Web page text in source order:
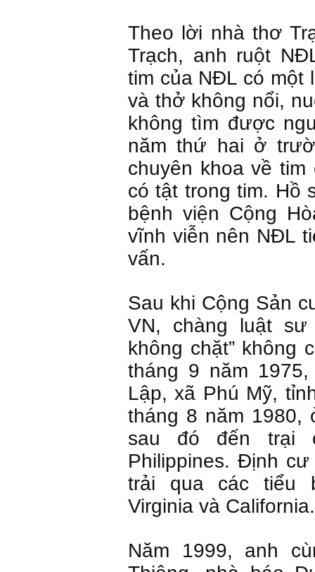
Theo lời nhà thơ
Trạch, anh ruột
tim của NĐL có một
và thở không nổi,
không tìm được
năm thứ hai ở
chuyên khoa về
có tật trong tim. Hồ
bệnh viện Cộng
vĩnh viễn nên NĐL
vấn.
Sau khi Cộng Sản
VN, chàng luật
không chặt” không
tháng 9 năm
Lập, xã Phú Mỹ,
tháng 8 năm 1980,
sau đó đến trại
Philippines. Định
trải qua các tiểu
Virginia và California.
Năm 1999, anh